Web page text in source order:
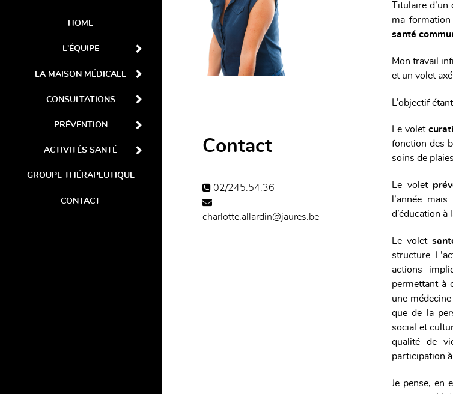
HOME
L'ÉQUIPE
LA MAISON MÉDICALE
CONSULTATIONS
PRÉVENTION
ACTIVITÉS SANTÉ
GROUPE THÉRAPEUTIQUE
CONTACT
Contact
02/245.54.36
charlotte.allardin@jaures.be
Titulaire d’un
ma
santé
Mon travail
et un volet
L’objectif
Le volet
fonction des
soins de
Le volet
l’année
d’éducation à
Le volet
structure.
actions
permettant à
une
que de la
social et
qualité de
participation
Je pense, en